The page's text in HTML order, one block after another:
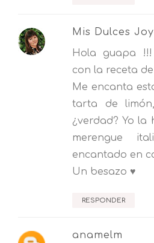
Mis Dulces
Hola guapa !!!
con la receta
Me encanta
tarta de
¿verdad? Yo la
merengue
encantado en
Un besazo ♥
RESPONDER
anamelm